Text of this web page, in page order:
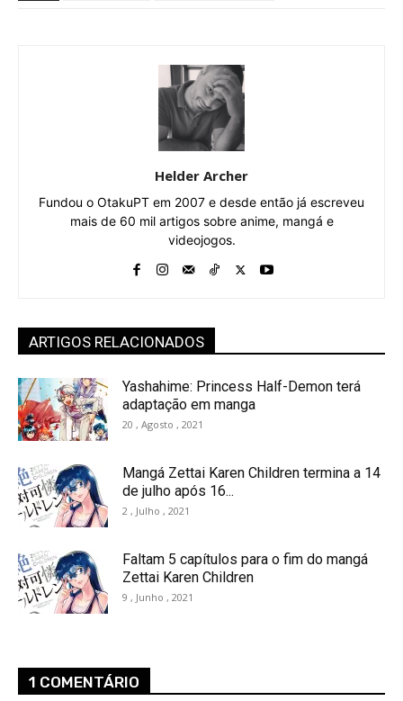
Helder Archer
Fundou o OtakuPT em 2007 e desde então já escreveu
mais de 60 mil artigos sobre anime, mangá e
videojogos.
ARTIGOS RELACIONADOS
Yashahime: Princess Half-Demon terá
adaptação em manga
20 , Agosto , 2021
Mangá Zettai Karen Children termina a 14
de julho após 16...
2 , Julho , 2021
Faltam 5 capítulos para o fim do mangá
Zettai Karen Children
9 , Junho , 2021
1 COMENTÁRIO